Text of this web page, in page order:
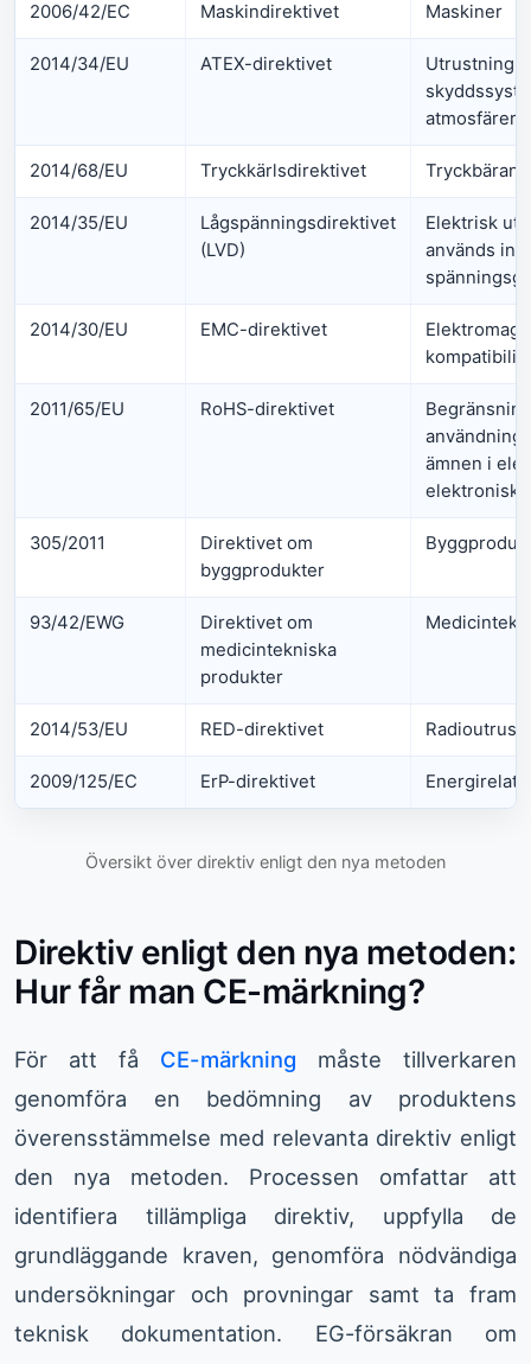
2006/42/EC Maskindirektivet Maskiner
2014/34/EU ATEX-direktivet
Utrustning
atmosfärer
2014/68/EU Tryckkärlsdirektivet
2014/35/EU
Lågspänningsdirektivet
(LVD)
Elektrisk
används
2014/30/EU EMC-direktivet
2011/65/EU RoHS-direktivet
ämnen i
elektronisk
305/2011
Direktivet om
byggprodukter
93/42/EWG
Direktivet om
medicintekniska
produkter
2014/53/EU RED-direktivet
2009/125/EC ErP-direktivet
Översikt över direktiv enligt den nya metoden
Direktiv enligt den nya metoden:
Hur får man CE-märkning?
För att få CE-märkning måste tillverkaren
genomföra en bedömning av produktens
överensstämmelse med relevanta direktiv enligt
den nya metoden. Processen omfattar att
identifiera tillämpliga direktiv, uppfylla de
grundläggande kraven, genomföra nödvändiga
undersökningar och provningar samt ta fram
teknisk dokumentation. EG-försäkran om